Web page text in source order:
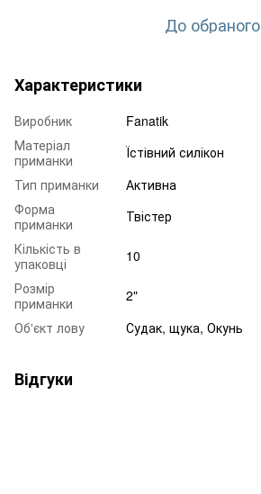
До обраного
Характеристики
Виробник
Fanatik
Матеріал
приманки
Їстівний силікон
Тип приманки
Активна
Форма
приманки
Твістер
Кількість в
упаковці
10
Розмір
приманки
2"
Об'єкт лову
Судак, щука, Окунь
Відгуки